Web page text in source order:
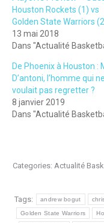
Houston Rockets (1) vs
Golden State Warriors
13 mai 2018
Dans "Actualité
De Phoenix à Houston :
D’antoni, l’homme qui ne
voulait pas regretter ?
8 janvier 2019
Dans "Actualité
Categories: Actualité
Tags: andrew bogut
Golden State Warriors